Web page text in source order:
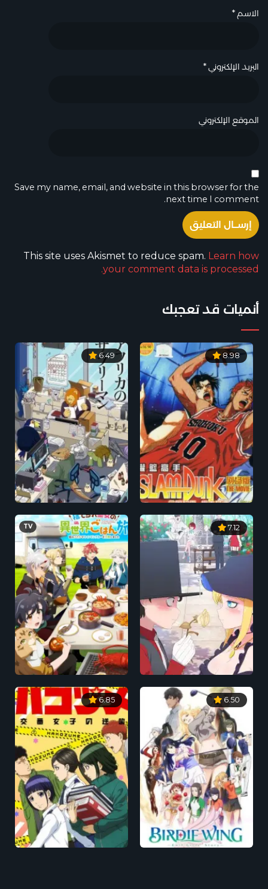
الاسم *
البريد الإلكتروني*
الموقع الإلكتروني
Save my name, email, and website in this browser for the
next time I comment.
This site uses Akismet to reduce spam. Learn how
your comment data is processed.
أنميات قد تعجبك
8.98
6.49
7.12
TV
6.50
6.85